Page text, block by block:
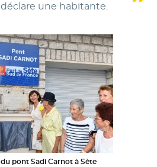
une habitante.
pont Sadi Carnot à Sète